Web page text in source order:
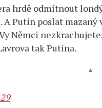
hrdě odmítnout
Putin poslat
Němci
tak Putina.
*